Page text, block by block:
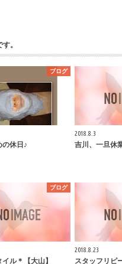
。
ブログ
休日♪
2018.8.3
吉川、一旦休
ブログ
ル＊【大山】
2018.8.23
スタッフリピ